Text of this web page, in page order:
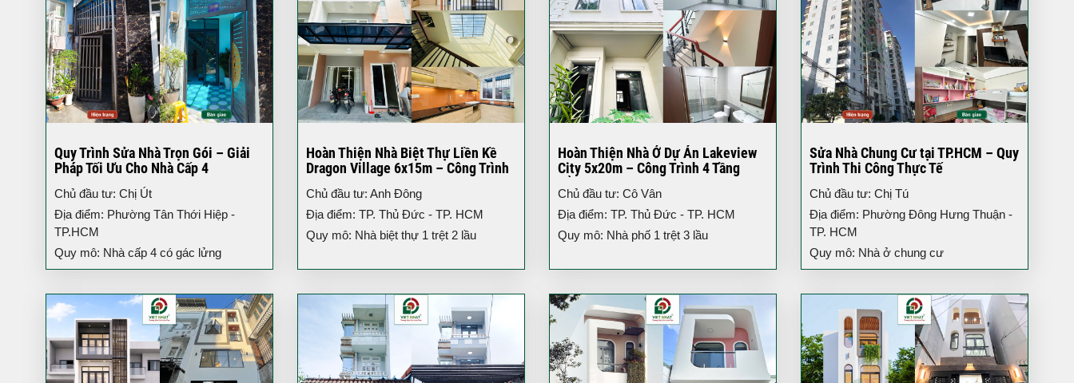
Quy Trình Sửa Nhà Trọn Gói – Giải
Pháp Tối Ưu Cho Nhà Cấp 4
Chủ đầu tư: Chị Út
Địa điểm: Phường Tân Thới Hiệp -
TP.HCM
Quy mô: Nhà cấp 4 có gác lửng
Hoàn Thiện Nhà Biệt Thự Liền Kề
Dragon Village 6x15m – Công Trình
Chủ đầu tư: Anh Đông
Địa điểm: TP. Thủ Đức - TP. HCM
Quy mô: Nhà biệt thự 1 trệt 2 lầu
Hoàn Thiện Nhà Ở Dự Án Lakeview
City 5x20m – Công Trình 4 Tầng
Đẳng Cấp TP.HCM
Chủ đầu tư: Cô Vân
Địa điểm: TP. Thủ Đức - TP. HCM
Quy mô: Nhà phố 1 trệt 3 lầu
Sửa Nhà Chung Cư tại TP.HCM – Quy
Trình Thi Công Thực Tế
Chủ đầu tư: Chị Tú
Địa điểm: Phường Đông Hưng Thuận -
TP. HCM
Quy mô: Nhà ở chung cư